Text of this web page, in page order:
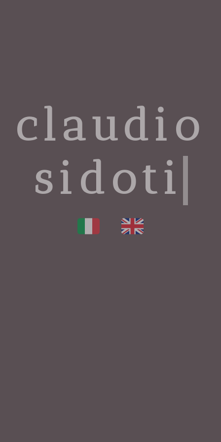
claudio
sidoti